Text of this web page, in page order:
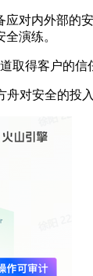
内外部的
演练。
得客户的信
安全的投